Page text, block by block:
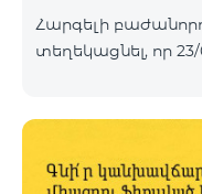
Հարգելի
տեղեկացնել, որ
տրամադրվելու է
ի փոխարեն, իսկ